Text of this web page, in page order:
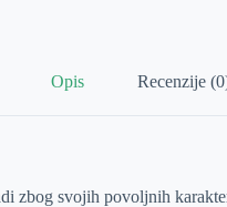
Opis Recenzije
zbog svojih povoljnih